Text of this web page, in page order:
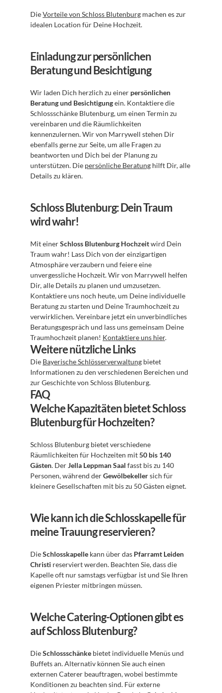
Die Vorteile von Schloss Blutenburg machen es zur
idealen Location für Deine Hochzeit.
Einladung zur persönlichen
Beratung und Besichtigung
Wir laden Dich herzlich zu einer persönlichen
Beratung und Besichtigung ein. Kontaktiere die
Schlossschänke Blutenburg, um einen Termin zu
vereinbaren und die Räumlichkeiten
kennenzulernen. Wir von Marrywell stehen Dir
ebenfalls gerne zur Seite, um alle Fragen zu
beantworten und Dich bei der Planung zu
unterstützen. Die persönliche Beratung hilft Dir, alle
Details zu klären.
Schloss Blutenburg: Dein Traum
wird wahr!
Mit einer Schloss Blutenburg Hochzeit wird Dein
Traum wahr! Lass Dich von der einzigartigen
Atmosphäre verzaubern und feiere eine
unvergessliche Hochzeit. Wir von Marrywell helfen
Dir, alle Details zu planen und umzusetzen.
Kontaktiere uns noch heute, um Deine individuelle
Beratung zu starten und Deine Traumhochzeit zu
verwirklichen. Vereinbare jetzt ein unverbindliches
Beratungsgespräch und lass uns gemeinsam Deine
Traumhochzeit planen! Kontaktiere uns hier.
Weitere nützliche Links
Die Bayerische Schlösserverwaltung bietet
Informationen zu den verschiedenen Bereichen und
zur Geschichte von Schloss Blutenburg.
FAQ
Welche Kapazitäten bietet Schloss
Blutenburg für Hochzeiten?
Schloss Blutenburg bietet verschiedene
Räumlichkeiten für Hochzeiten mit 50 bis 140
Gästen. Der Jella Leppman Saal fasst bis zu 140
Personen, während der Gewölbekeller sich für
kleinere Gesellschaften mit bis zu 50 Gästen eignet.
Wie kann ich die Schlosskapelle für
meine Trauung reservieren?
Die Schlosskapelle kann über das Pfarramt Leiden
Christi reserviert werden. Beachten Sie, dass die
Kapelle oft nur samstags verfügbar ist und Sie Ihren
eigenen Priester mitbringen müssen.
Welche Catering-Optionen gibt es
auf Schloss Blutenburg?
Die Schlossschänke bietet individuelle Menüs und
Buffets an. Alternativ können Sie auch einen
externen Caterer beauftragen, wobei bestimmte
Konditionen zu beachten sind. Für externe